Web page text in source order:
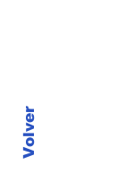
Volver